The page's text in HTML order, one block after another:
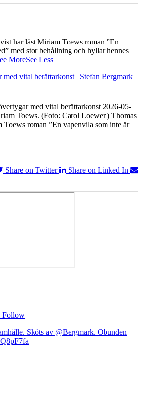
har läst Miriam Toews roman ”En
med stor behållning och hyllar hennes
MoreSee Less
vital berättarkonst | Stefan Bergmark
med vital berättarkonst 2026-05-
Toews. (Foto: Carol Loewen) Thomas
roman ”En vapenvila som inte är
Share on Twitter
Share on Linked In
Follow
Sköts av @Bergmark. Obunden